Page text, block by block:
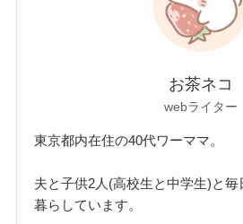
お茶ネコ
webライター
東京都内在住の40代ワーママ。
夫と子供2人(高校生と中学生)と毎
暮らしています。